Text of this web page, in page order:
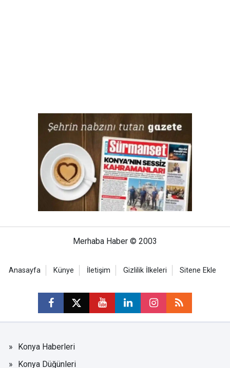
Merhaba Haber © 2003
Anasayfa Künye İletişim Gizlilik İlkeleri Sitene Ekle
Konya Haberleri
Konya Düğünleri